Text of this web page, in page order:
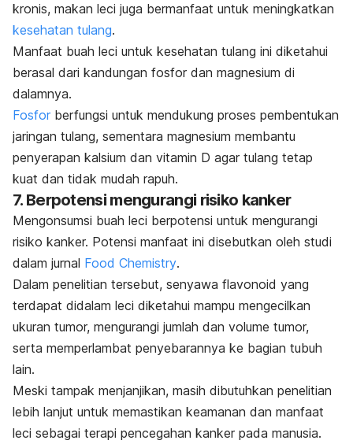
kronis, makan leci juga bermanfaat untuk meningkatkan
kesehatan tulang.
Manfaat buah leci untuk kesehatan tulang ini diketahui
berasal dari kandungan fosfor dan magnesium di
dalamnya.
Fosfor berfungsi untuk mendukung proses pembentukan
jaringan tulang, sementara magnesium membantu
penyerapan kalsium dan vitamin D agar tulang tetap
kuat dan tidak mudah rapuh.
7. Berpotensi mengurangi risiko kanker
Mengonsumsi buah leci berpotensi untuk mengurangi
risiko kanker. Potensi manfaat ini disebutkan oleh studi
dalam jurnal Food Chemistry.
Dalam penelitian tersebut, senyawa flavonoid yang
terdapat didalam leci diketahui mampu mengecilkan
ukuran tumor, mengurangi jumlah dan volume tumor,
serta memperlambat penyebarannya ke bagian tubuh
lain.
Meski tampak menjanjikan, masih dibutuhkan penelitian
lebih lanjut untuk memastikan keamanan dan manfaat
leci sebagai terapi pencegahan kanker pada manusia.